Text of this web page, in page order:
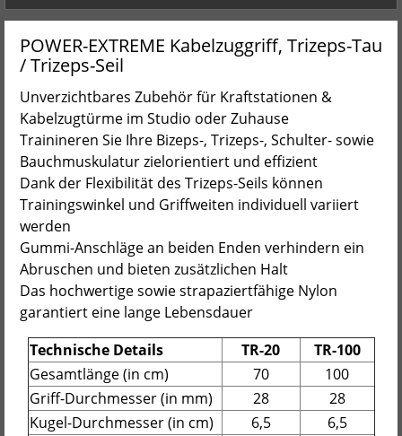
POWER-EXTREME Kabelzuggriff, Trizeps-Tau
/ Trizeps-Seil
Unverzichtbares Zubehör für Kraftstationen &
Kabelzugtürme im Studio oder Zuhause
Trainineren Sie Ihre Bizeps-, Trizeps-, Schulter- sowie
Bauchmuskulatur zielorientiert und effizient
Dank der Flexibilität des Trizeps-Seils können
Trainingswinkel und Griffweiten individuell variiert
werden
Gummi-Anschläge an beiden Enden verhindern ein
Abruschen und bieten zusätzlichen Halt
Das hochwertige sowie strapaziertfähige Nylon
garantiert eine lange Lebensdauer
Technische Details
TR-20
TR-100
Gesamtlänge (in cm)
70
100
Griff-Durchmesser (in mm)
28
28
Kugel-Durchmesser (in cm)
6,5
6,5